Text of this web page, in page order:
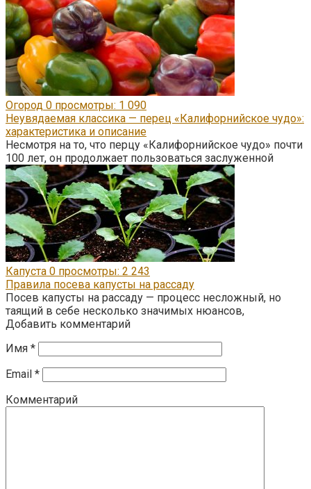
Огород 0 просмотры: 1 090
Неувядаемая классика — перец «Калифорнийское чудо»:
характеристика и описание
Несмотря на то, что перцу «Калифорнийское чудо» почти
100 лет, он продолжает пользоваться заслуженной
Капуста 0 просмотры: 2 243
Правила посева капусты на рассаду
Посев капусты на рассаду — процесс несложный, но
таящий в себе несколько значимых нюансов,
Добавить комментарий
Имя *
Email *
Комментарий